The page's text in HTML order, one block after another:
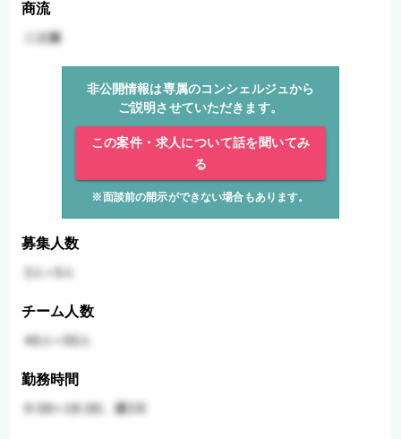
商流
非公開情報は専属のコンシェルジュから
ご説明させていただきます。
この案件・求人について話を聞いてみ
る
※面談前の開示ができない場合もあります。
募集人数
チーム人数
勤務時間